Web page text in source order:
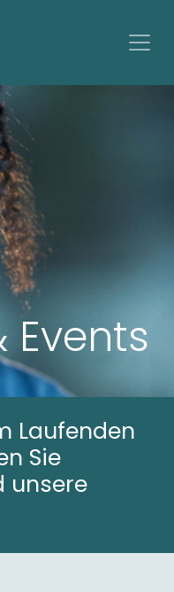
Events
Laufenden
Sie
unsere